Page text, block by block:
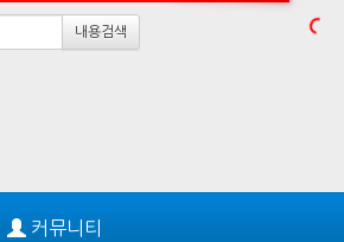
내용검색
커뮤니티